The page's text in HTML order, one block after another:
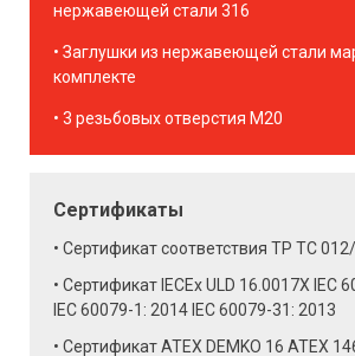
нержавеющей стали 316
Заглушки из нержавеющей стали
комплекте
3 резьбовых отверстия M20
Сертификаты
Сертификат соответствия ТР ТС
Сертификат IECEx ULD 16.0017X IEC
IEC 60079-1: 2014 IEC 60079-31: 2013
Сертификат ATEX DEMKO 16 ATEX